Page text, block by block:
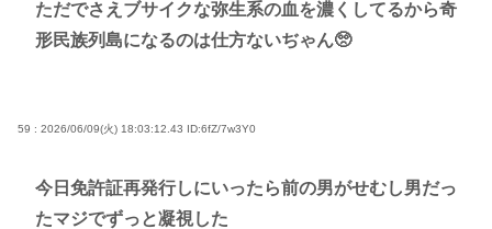
ただでさえブサイクな弥生系の血を濃くしてるから奇
形民族列島になるのは仕方ないぢゃん🥺
59 : 2026/06/09(火) 18:03:12.43 ID:6fZ/7w3Y0
今日免許証再発行しにいったら前の男がせむし男だっ
たマジでずっと凝視した